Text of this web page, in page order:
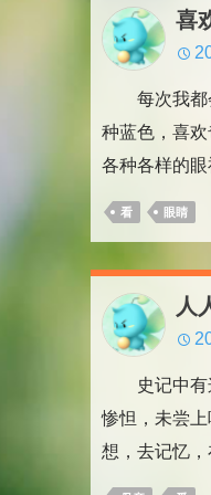
喜
每次我都会
种蓝色，喜
各种各样的
看 眼睛
人
史记中有这
惨怛，未尝
想，去记忆